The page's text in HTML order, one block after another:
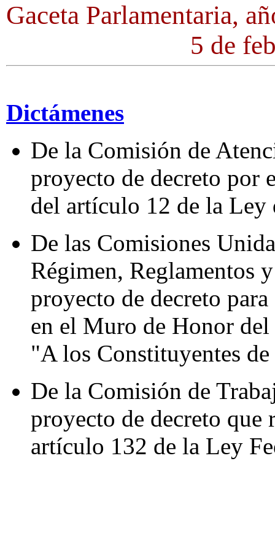
Gaceta Parlamentaria,
5 de
Dictámenes
De la Comisión de
proyecto de decreto por
del artículo 12 de la Ley
De las Comisiones
Régimen, Reglamentos
proyecto de decreto
en el Muro de Honor
"A los Constituyentes
De la Comisión de
proyecto de decreto
artículo 132 de la Ley